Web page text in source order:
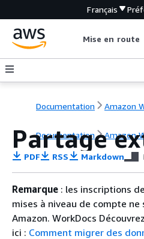
Français
Mise en route
Documentation Amazon
Documentation Amazon
Partage
PDF RSS Markdown
Remarque : les inscriptions
mises à niveau de compte
Amazon. WorkDocs
ici : Comment migrer des